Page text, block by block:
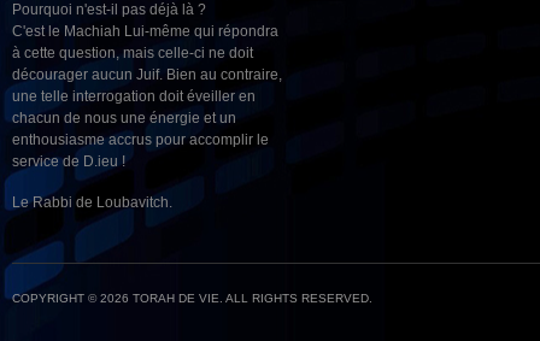
Pourquoi n'est-il pas déjà là ?
C'est le Machiah Lui-même qui répondra
à cette question, mais celle-ci ne doit
décourager aucun Juif. Bien au contraire,
une telle interrogation doit éveiller en
chacun de nous une énergie et un
enthousiasme accrus pour accomplir le
service de D.ieu !
Le Rabbi de Loubavitch.
COPYRIGHT © 2026 TORAH DE VIE. ALL RIGHTS RESERVED.